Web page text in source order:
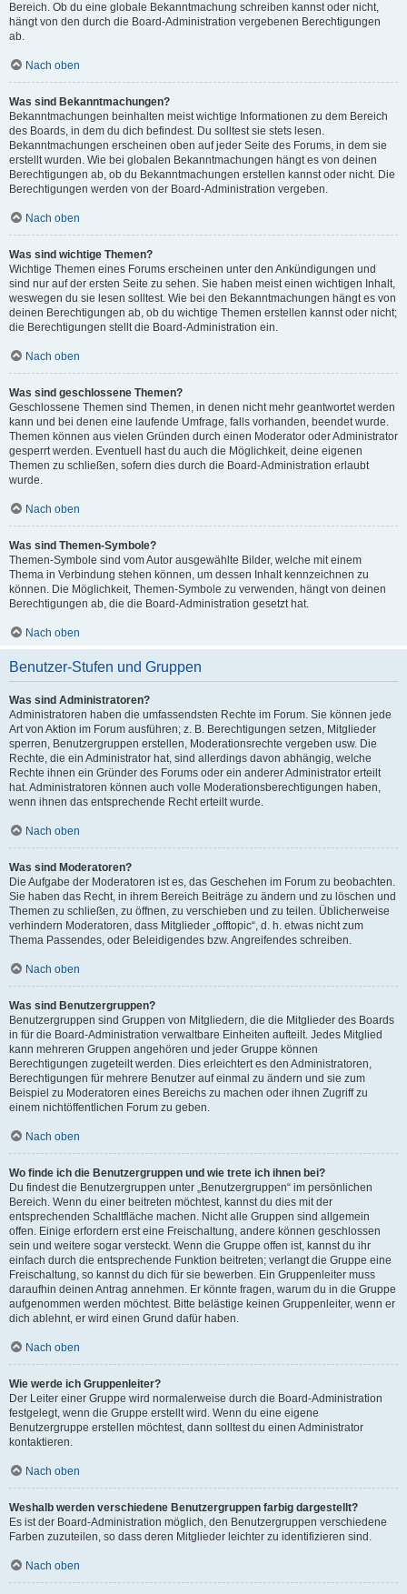
Bereich. Ob du eine globale Bekanntmachung schreiben kannst oder nicht,
hängt von den durch die Board-Administration vergebenen Berechtigungen
ab.
Nach oben
Was sind Bekanntmachungen?
Bekanntmachungen beinhalten meist wichtige Informationen zu dem Bereich
des Boards, in dem du dich befindest. Du solltest sie stets lesen.
Bekanntmachungen erscheinen oben auf jeder Seite des Forums, in dem sie
erstellt wurden. Wie bei globalen Bekanntmachungen hängt es von deinen
Berechtigungen ab, ob du Bekanntmachungen erstellen kannst oder nicht. Die
Berechtigungen werden von der Board-Administration vergeben.
Nach oben
Was sind wichtige Themen?
Wichtige Themen eines Forums erscheinen unter den Ankündigungen und
sind nur auf der ersten Seite zu sehen. Sie haben meist einen wichtigen Inhalt,
weswegen du sie lesen solltest. Wie bei den Bekanntmachungen hängt es von
deinen Berechtigungen ab, ob du wichtige Themen erstellen kannst oder nicht;
die Berechtigungen stellt die Board-Administration ein.
Nach oben
Was sind geschlossene Themen?
Geschlossene Themen sind Themen, in denen nicht mehr geantwortet werden
kann und bei denen eine laufende Umfrage, falls vorhanden, beendet wurde.
Themen können aus vielen Gründen durch einen Moderator oder Administrator
gesperrt werden. Eventuell hast du auch die Möglichkeit, deine eigenen
Themen zu schließen, sofern dies durch die Board-Administration erlaubt
wurde.
Nach oben
Was sind Themen-Symbole?
Themen-Symbole sind vom Autor ausgewählte Bilder, welche mit einem
Thema in Verbindung stehen können, um dessen Inhalt kennzeichnen zu
können. Die Möglichkeit, Themen-Symbole zu verwenden, hängt von deinen
Berechtigungen ab, die die Board-Administration gesetzt hat.
Nach oben
Benutzer-Stufen und Gruppen
Was sind Administratoren?
Administratoren haben die umfassendsten Rechte im Forum. Sie können jede
Art von Aktion im Forum ausführen; z. B. Berechtigungen setzen, Mitglieder
sperren, Benutzergruppen erstellen, Moderationsrechte vergeben usw. Die
Rechte, die ein Administrator hat, sind allerdings davon abhängig, welche
Rechte ihnen ein Gründer des Forums oder ein anderer Administrator erteilt
hat. Administratoren können auch volle Moderationsberechtigungen haben,
wenn ihnen das entsprechende Recht erteilt wurde.
Nach oben
Was sind Moderatoren?
Die Aufgabe der Moderatoren ist es, das Geschehen im Forum zu beobachten.
Sie haben das Recht, in ihrem Bereich Beiträge zu ändern und zu löschen und
Themen zu schließen, zu öffnen, zu verschieben und zu teilen. Üblicherweise
verhindern Moderatoren, dass Mitglieder „offtopic“, d. h. etwas nicht zum
Thema Passendes, oder Beleidigendes bzw. Angreifendes schreiben.
Nach oben
Was sind Benutzergruppen?
Benutzergruppen sind Gruppen von Mitgliedern, die die Mitglieder des Boards
in für die Board-Administration verwaltbare Einheiten aufteilt. Jedes Mitglied
kann mehreren Gruppen angehören und jeder Gruppe können
Berechtigungen zugeteilt werden. Dies erleichtert es den Administratoren,
Berechtigungen für mehrere Benutzer auf einmal zu ändern und sie zum
Beispiel zu Moderatoren eines Bereichs zu machen oder ihnen Zugriff zu
einem nichtöffentlichen Forum zu geben.
Nach oben
Wo finde ich die Benutzergruppen und wie trete ich ihnen bei?
Du findest die Benutzergruppen unter „Benutzergruppen“ im persönlichen
Bereich. Wenn du einer beitreten möchtest, kannst du dies mit der
entsprechenden Schaltfläche machen. Nicht alle Gruppen sind allgemein
offen. Einige erfordern erst eine Freischaltung, andere können geschlossen
sein und weitere sogar versteckt. Wenn die Gruppe offen ist, kannst du ihr
einfach durch die entsprechende Funktion beitreten; verlangt die Gruppe eine
Freischaltung, so kannst du dich für sie bewerben. Ein Gruppenleiter muss
daraufhin deinen Antrag annehmen. Er könnte fragen, warum du in die Gruppe
aufgenommen werden möchtest. Bitte belästige keinen Gruppenleiter, wenn er
dich ablehnt, er wird einen Grund dafür haben.
Nach oben
Wie werde ich Gruppenleiter?
Der Leiter einer Gruppe wird normalerweise durch die Board-Administration
festgelegt, wenn die Gruppe erstellt wird. Wenn du eine eigene
Benutzergruppe erstellen möchtest, dann solltest du einen Administrator
kontaktieren.
Nach oben
Weshalb werden verschiedene Benutzergruppen farbig dargestellt?
Es ist der Board-Administration möglich, den Benutzergruppen verschiedene
Farben zuzuteilen, so dass deren Mitglieder leichter zu identifizieren sind.
Nach oben